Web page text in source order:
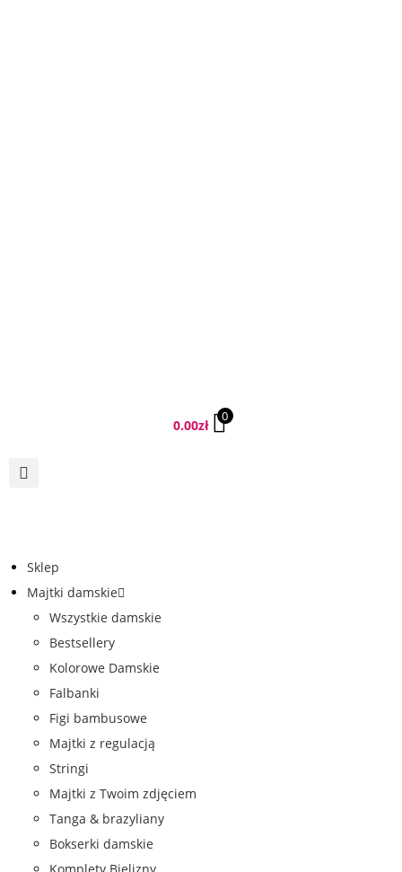
0.00zł
0
Sklep
Majtki damskie
Wszystkie damskie
Bestsellery
Kolorowe Damskie
Falbanki
Figi bambusowe
Majtki z regulacją
Stringi
Majtki z Twoim zdjęciem
Tanga & brazyliany
Bokserki damskie